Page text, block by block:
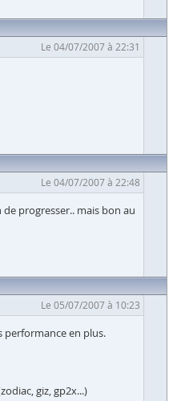
Le 04/07/2007 à 22:31
Le 04/07/2007 à 22:48
progresser.. mais bon au
Le 05/07/2007 à 10:23
performance en plus.
giz, gp2x...)